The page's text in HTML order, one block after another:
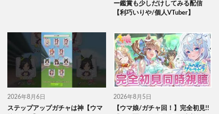
ー鑑賞も少しだけしてみる配信
【利巧いりや/個人VTuber】
2026年8月6日
ステップアップガチャは神【ウマ
2026年8月5日
【ウマ娘/ガチャ回！】完全初見!!